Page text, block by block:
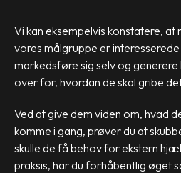
Vi kan eksempelvis konstatere, at
vores målgruppe er
markedsføre sig selv og
over for, hvordan de skal gribe
Ved at give dem viden om, hvad
komme i gang, prøver du at
skulle de få behov for ekstern
praksis, har du forhåbentlig øget